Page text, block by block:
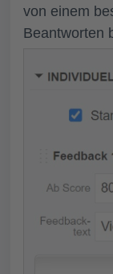
von einem
Beantworten